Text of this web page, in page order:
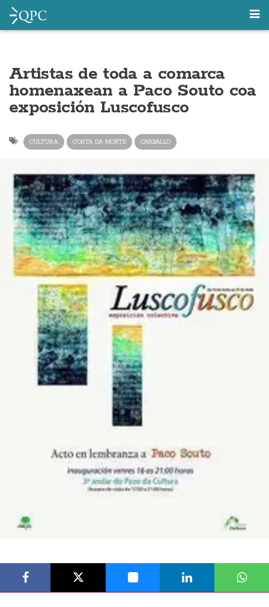
Artistas de toda a comarca
homenaxean a Paco Souto coa
exposición Luscofusco
CULTURA COSTA DA MORTE CARBALLO